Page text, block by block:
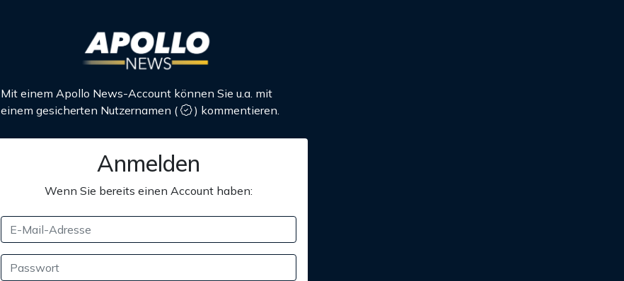
Mit einem Apollo News-Account können Sie u.a. mit
einem gesicherten Nutzernamen ( ) kommentieren.
Anmelden
Wenn Sie bereits einen Account haben: